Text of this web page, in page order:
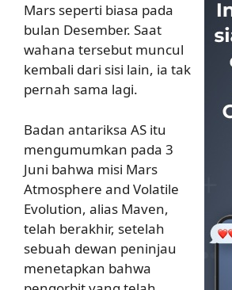
Mars seperti biasa pada
bulan Desember. Saat
wahana tersebut muncul
kembali dari sisi lain, ia tak
pernah sama lagi.
Badan antariksa AS itu
mengumumkan pada 3
Juni bahwa misi Mars
Atmosphere and Volatile
Evolution, alias Maven,
telah berakhir, setelah
sebuah dewan peninjau
menetapkan bahwa